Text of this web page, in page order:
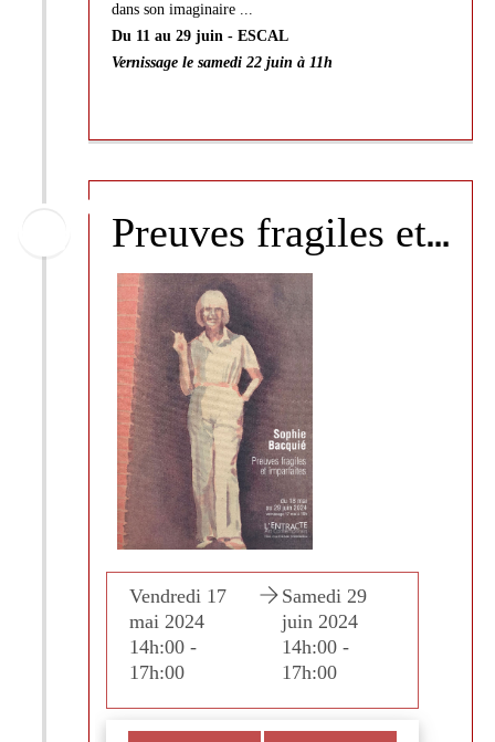
dans son imaginaire ...
Du 11 au 29 juin - ESCAL
Vernissage le samedi 22 juin à 11h
P
reuves fragiles et imparfaites - Sophie Bacquié
Vendredi 17
mai 2024
14h:00 -
17h:00
Samedi 29
juin 2024
14h:00 -
17h:00